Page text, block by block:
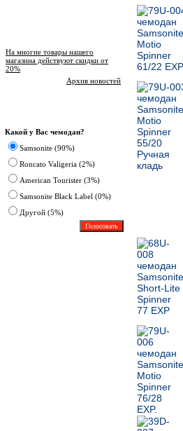
На многие товары нашего
магазина действуют скидки от
20%
Архив новостей
Какой у Вас чемодан?
Samsonite (90%)
Roncato Valigeria (2%)
American Tourister (3%)
Samsonite Black Label (0%)
Другoй (5%)